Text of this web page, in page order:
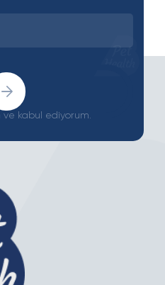
ve kabul ediyorum.